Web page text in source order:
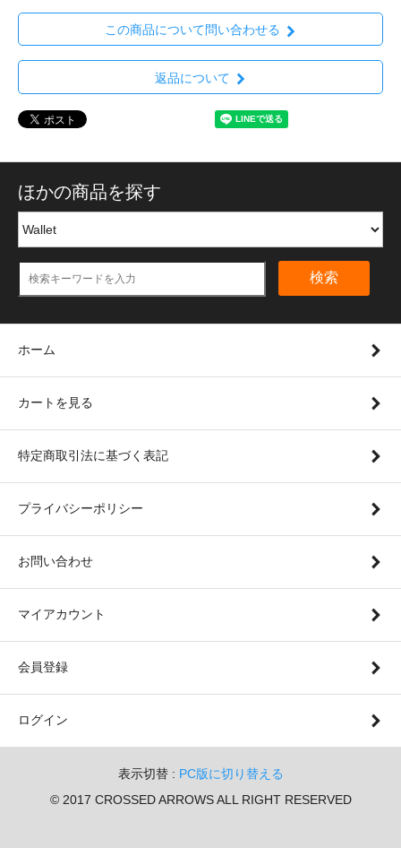
この商品について問い合わせる
返品について
ほかの商品を探す
検索
ホーム
カートを見る
特定商取引法に基づく表記
プライバシーポリシー
お問い合わせ
マイアカウント
会員登録
ログイン
表示切替 : PC版に切り替える
© 2017 CROSSED ARROWS ALL RIGHT RESERVED